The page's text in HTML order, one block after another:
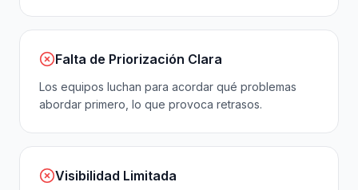
Falta de Priorización Clara
Los equipos luchan para acordar qué problemas
abordar primero, lo que provoca retrasos.
Visibilidad Limitada